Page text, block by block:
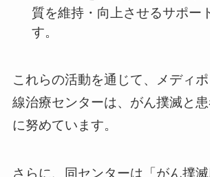
質を維持・向上させるサポー
す。
これらの活動を通じて、メディ
線治療センターは、がん撲滅と
に努めています。
さらに、同センターは「がん撲